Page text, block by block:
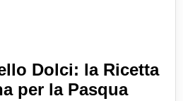
Dolci: la Ricetta
per la Pasqua